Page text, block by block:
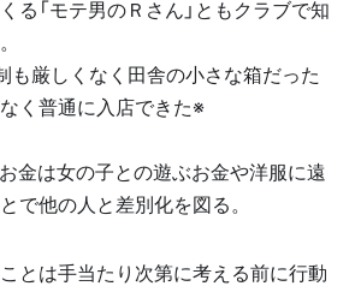
る「モテ男のＲさん」ともクラブで知
も厳しくなく田舎の小さな箱だった
く普通に入店できた※
金は女の子との遊ぶお金や洋服に遠
で他の人と差別化を図る。
とは手当たり次第に考える前に行動